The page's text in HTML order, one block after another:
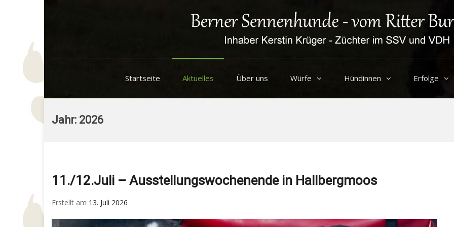
content
Startseite Aktuelles Über uns Würfe Hündinnen Erfolge
Jahr: 2026
11./12.Juli – Ausstellungswochenende in Hallbergmoos
Erstellt am 13. Juli 2026